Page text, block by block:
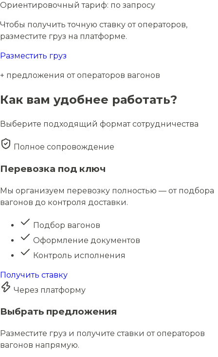
Ориентировочный тариф: по запросу
Чтобы получить точную ставку от операторов,
разместите груз на платформе.
Разместить груз
+ предложения от операторов вагонов
Как вам удобнее работать?
Выберите подходящий формат сотрудничества
Полное сопровождение
Перевозка под ключ
Мы организуем перевозку полностью — от подбора
вагонов до контроля доставки.
Подбор вагонов
Оформление документов
Контроль исполнения
Получить ставку
Через платформу
Выбрать предложения
Разместите груз и получите ставки от операторов
вагонов напрямую.